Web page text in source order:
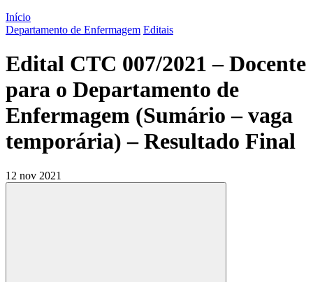
Início
Departamento de Enfermagem Editais
Edital CTC 007/2021 – Docente
para o Departamento de
Enfermagem (Sumário – vaga
temporária) – Resultado Final
12 nov 2021